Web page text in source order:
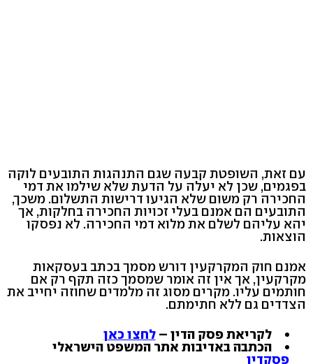
עם זאת, השופטת קבעה שגם התנהגות התובעים לוקה
בפגמים, שכן לא יעלה על הדעת שלא שילמו את דמי
החכירה רק משום שלא הגיעו דרישות התשלום. משכך,
התובעים הם אמנם בעלי זכויות החכירה בחלקות, אך
יהא עליהם לשלם את מלוא דמי החכירה. לא נפסקו
הוצאות.
אמנם חוק המקרקעין דורש מסמך בכתב בעסקאות
מקרקעין, אך אין זה אומר שמסמך כזה תקף רק אם
חותמים עליו. מקרים מסוג זה מלמדים שחוזה יחייב את
הצדדים גם ללא חתימתם.
לקריאת פסק הדין –לחצו כאן
הכתבה באדיבות אתר המשפט הישראלי
פסקדין